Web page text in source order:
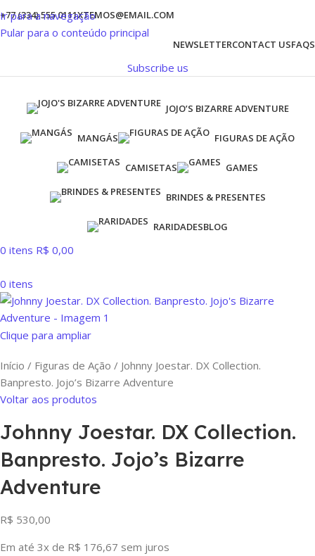
Ir para a navegação
Pular para o conteúdo principal
+77 (334) 555 0111XTEMOS@EMAIL.COM
NEWSLETTERCONTACT USFAQS
Subscribe us
JOJO’S BIZARRE ADVENTURE
MANGÁS FIGURAS DE AÇÃO
CAMISETAS GAMES
BRINDES & PRESENTES
RARIDADESBLOG
0 itens R$ 0,00
0 itens
Clique para ampliar
Início Figuras de Ação
Johnny Joestar. DX Collection.
Banpresto. Jojo’s Bizarre Adventure
Voltar aos produtos
Johnny Joestar. DX Collection.
Banpresto. Jojo’s Bizarre
Adventure
R$ 530,00
Em até 3x de R$ 176,67 sem juros